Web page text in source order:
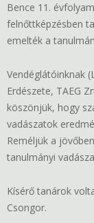
Bence 11.
felnőttképzésben
emelték a
Vendéglátóinknak
Erdészete, TAEG
köszönjük, hogy
vadászatok
Reméljük a
tanulmányi
Kísérő tanárok
Csongor.